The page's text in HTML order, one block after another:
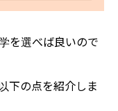
を選べば良いので
下の点を紹介しま